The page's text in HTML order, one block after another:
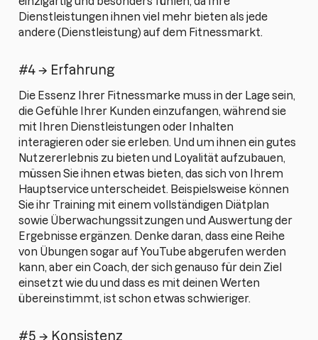
Dienstleistungen ihnen viel mehr bieten als jede
andere (Dienstleistung) auf dem Fitnessmarkt.
#4 → Erfahrung
Die Essenz Ihrer Fitnessmarke muss in der Lage sein,
die Gefühle Ihrer Kunden einzufangen, während sie
mit Ihren Dienstleistungen oder Inhalten
interagieren oder sie erleben. Und um ihnen ein gutes
Nutzererlebnis zu bieten und Loyalität aufzubauen,
müssen Sie ihnen etwas bieten, das sich von Ihrem
Hauptservice unterscheidet. Beispielsweise können
Sie ihr Training mit einem vollständigen Diätplan
sowie Überwachungssitzungen und Auswertung der
Ergebnisse ergänzen. Denke daran, dass eine Reihe
von Übungen sogar auf YouTube abgerufen werden
kann, aber ein Coach, der sich genauso für dein Ziel
einsetzt wie du und dass es mit deinen Werten
übereinstimmt, ist schon etwas schwieriger.
#5 → Konsistenz